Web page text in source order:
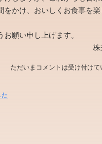
をかけ、おいしくお食事を楽
願い申し上げます。
社古
ただいまコメントは受け付けて